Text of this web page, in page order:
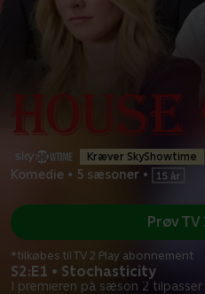
Kræver SkyShowtime
Komedie • 5 sæsoner •
S2:E1 • Stochasticity
I premieren på sæson 2
Prøv TV
*tilkøbes til TV 2 Play abonnement